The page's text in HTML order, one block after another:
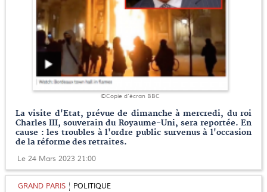
©Copie d'écran BBC
La visite d'Etat, prévue de dimanche à mercredi, du roi
Charles III, souverain du Royaume-Uni, sera reportée. En
cause : les troubles à l'ordre public survenus à l'occasion
de la réforme des retraites.
Le 24 Mars 2023 21:00
GRAND PARIS POLITIQUE